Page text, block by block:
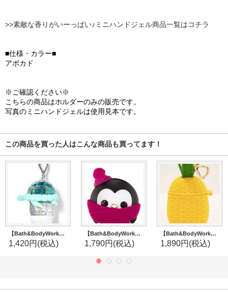
>>素敵な香りがいーっぱい♪ミニハンドジェル商品一覧はコチラ
■仕様・カラー■
アボカド
※ご確認ください※
こちらの商品はホルダーのみの販売です。
写真のミニハンドジェルは使用見本です。
この商品を買った人はこんな商品も買ってます！
【Bath&BodyWorks】ミニハンドジェルホルダー：スパンコールタートル
1,420円(税込)
【Bath&BodyWorks】カーフレグランスホルダー(バイザークリップ付)：ペンギンパル
1,790円(税込)
【Bath&BodyWorks】ミニハンドジェルホルダー：パイナップル
1,890円(税込)